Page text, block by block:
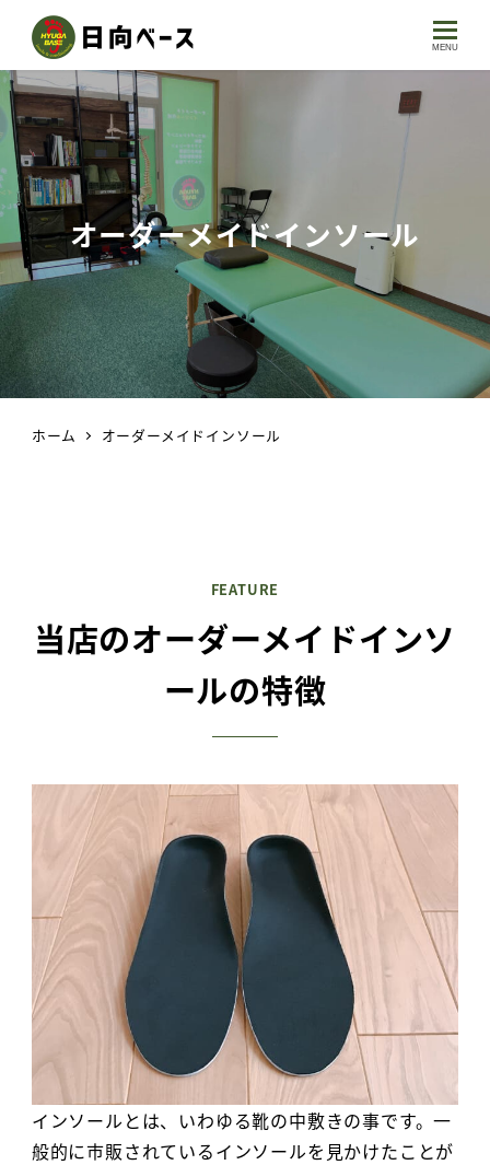
MENU
オーダーメイドインソール
ホーム オーダーメイドインソール
FEATURE
当店のオーダーメイドインソ
ールの特徴
インソールとは、いわゆる靴の中敷きの事です。一
般的に市販されているインソールを見かけたことが